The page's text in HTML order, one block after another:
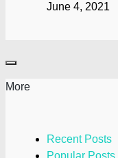
June 4, 2021
More
Recent Posts
Popular Posts